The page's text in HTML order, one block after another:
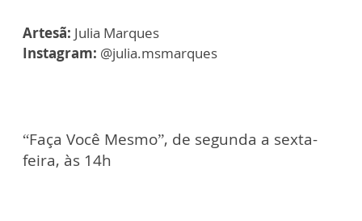
Artesã: Julia Marques
Instagram: @julia.msmarques
“Faça Você Mesmo”, de segunda a sexta-
feira, às 14h